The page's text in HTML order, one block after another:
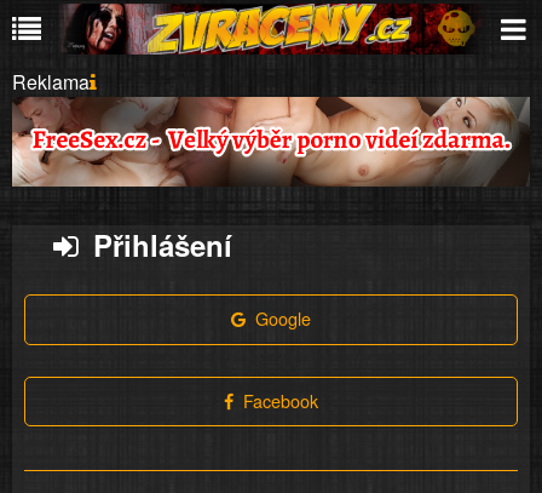
Reklama
Přihlášení
Google
Facebook